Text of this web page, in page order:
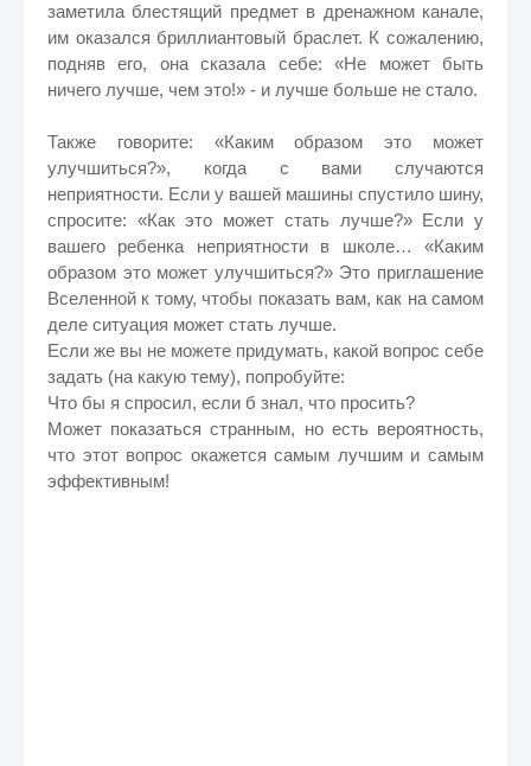
заметила блестящий предмет в дренажном канале,
им оказался бриллиантовый браслет. К сожалению,
подняв его, она сказала себе: «Не может быть
ничего лучше, чем это!» - и лучше больше не стало.
Также говорите: «Каким образом это может
улучшиться?», когда с вами случаются
неприятности. Если у вашей машины спустило шину,
спросите: «Как это может стать лучше?» Если у
вашего ребенка неприятности в школе… «Каким
образом это может улучшиться?» Это приглашение
Вселенной к тому, чтобы показать вам, как на самом
деле ситуация может стать лучше.
Если же вы не можете придумать, какой вопрос себе
задать (на какую тему), попробуйте:
Что бы я спросил, если б знал, что просить?
Может показаться странным, но есть вероятность,
что этот вопрос окажется самым лучшим и самым
эффективным!